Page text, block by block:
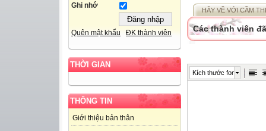
Ghi nhớ
Quên mật khẩu ĐK thành viên
THỜI GIAN
THÔNG TIN
Giới thiệu bản thân
HÃY VỀ VỚI CẦM
Các thành viên
Kích thước font